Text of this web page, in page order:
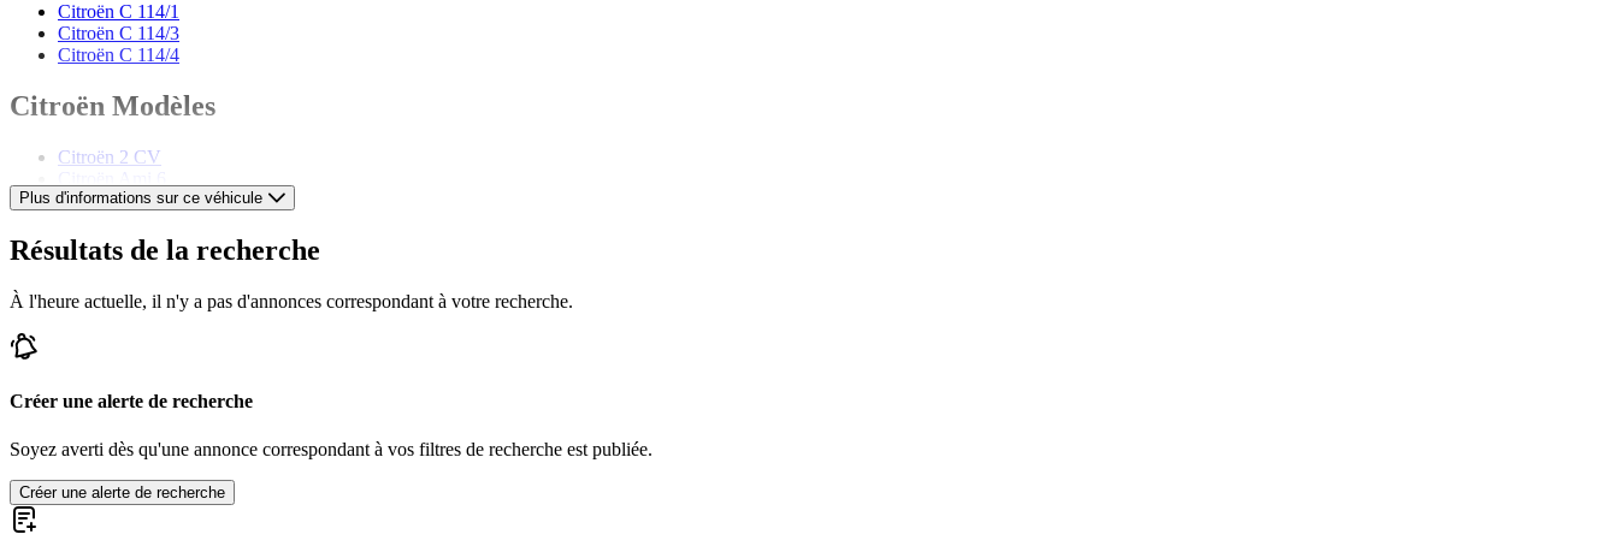
Citroën C 114/1
Citroën C 114/3
Citroën C 114/4
Citroën Modèles
Citroën 2 CV
Citroën AX
Citroën CX
Citroën DS
Citroën ID
Citroën Type H
Plus d'informations sur ce véhicule
Résultats de la recherche
À l'heure actuelle, il n'y a pas d'annonces correspondant à votre recherche.
Créer une alerte de recherche
Soyez averti dès qu'une annonce correspondant à vos filtres de recherche est publiée.
Créer une alerte de recherche